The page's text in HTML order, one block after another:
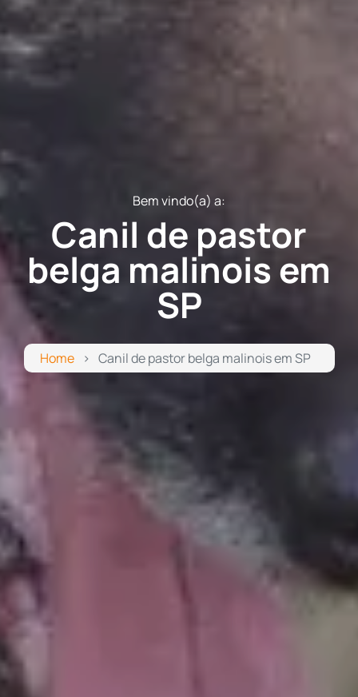
Bem vindo(a) a:
Canil de pastor
belga malinois em
SP
Home Canil de pastor belga malinois em SP